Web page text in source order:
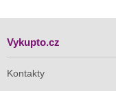
Vykupto.cz
Kontakty